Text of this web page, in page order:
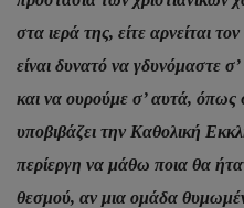
στα ιερά της, είτε αρνείται
είναι δυνατό να γδυνόμαστε
και να ουρούμε σ’ αυτά,
υποβιβάζει την Καθολική
περίεργη να μάθω ποια θα
θεσμού, αν μια ομάδα